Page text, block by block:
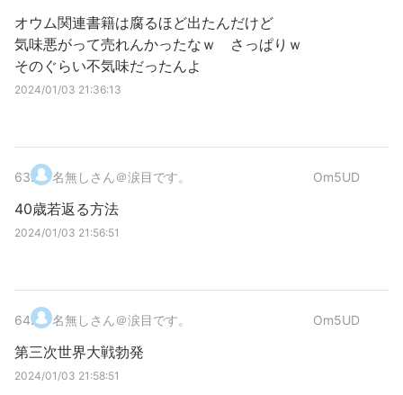
オウム関連書籍は腐るほど出たんだけど
気味悪がって売れんかったなｗ さっぱりｗ
そのぐらい不気味だったんよ
2024/01/03 21:36:13
63. 名無しさん＠涙目です。 Om5UD
40歳若返る方法
2024/01/03 21:56:51
64. 名無しさん＠涙目です。 Om5UD
第三次世界大戦勃発
2024/01/03 21:58:51